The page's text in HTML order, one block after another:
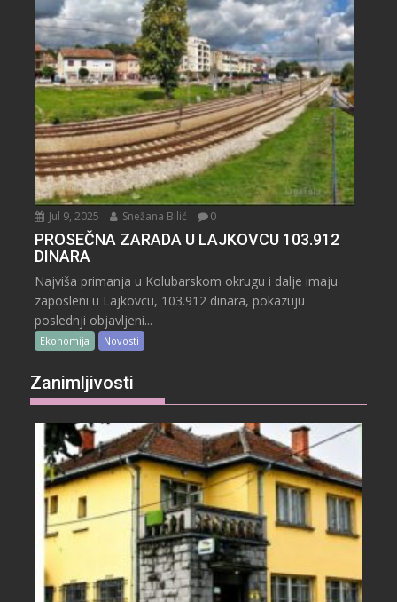
Jul 9, 2025 Snežana Bilić 0
PROSEČNA ZARADA U LAJKOVCU 103.912
DINARA
Najviša primanja u Kolubarskom okrugu i dalje imaju
zaposleni u Lajkovcu, 103.912 dinara, pokazuju
poslednji objavljeni...
Ekonomija Novosti
Zanimljivosti